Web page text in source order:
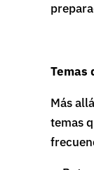
Temas
Más
temas